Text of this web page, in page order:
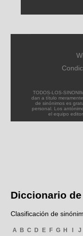
TODOS-LOS-
dan a título
de sinónimos es
personal. Los
el equipo
Diccionario
Clasificación de
A B C D E F G H I J